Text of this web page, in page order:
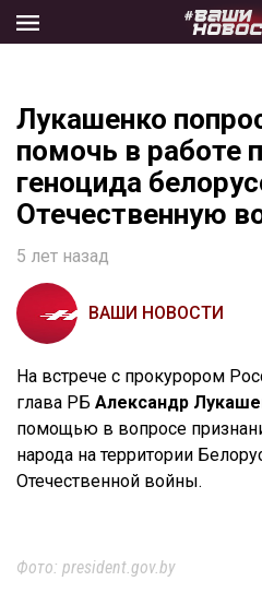
the
Лукашенко
помочь в работе
геноцида
Отечественную
5 лет назад
ВАШИ НОВОСТИ
На встрече с прокурором
глава РБ Александр
помощью в вопросе
народа на территории
Отечественной войны.
Фото: president.gov.by